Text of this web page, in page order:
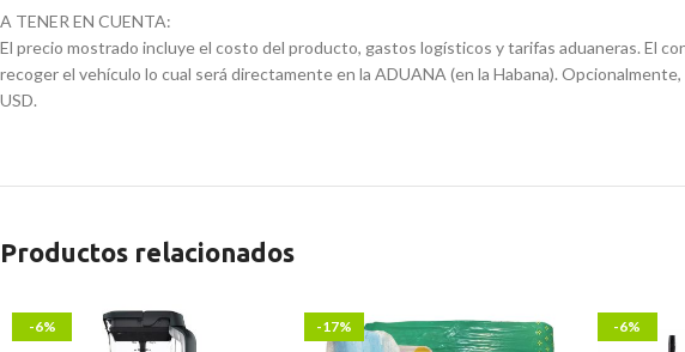
A TENER EN CUENTA:
El precio mostrado incluye el costo del producto, gastos logísticos y tarifas aduaneras. El
recoger el vehículo lo cual será directamente en la ADUANA (en la Habana).
USD.
Productos relacionados
-6% -17% -6%